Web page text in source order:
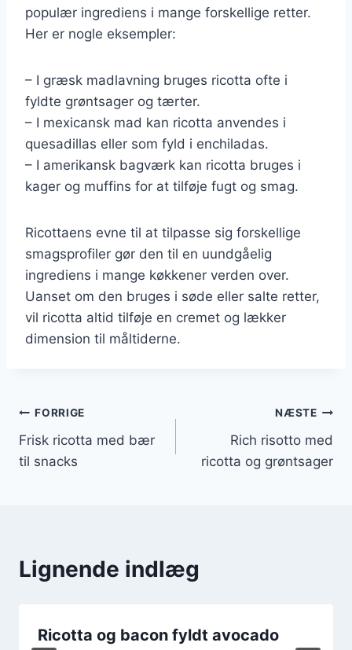
populær ingrediens i mange forskellige retter.
Her er nogle eksempler:
– I græsk madlavning bruges ricotta ofte i
fyldte grøntsager og tærter.
– I mexicansk mad kan ricotta anvendes i
quesadillas eller som fyld i enchiladas.
– I amerikansk bagværk kan ricotta bruges i
kager og muffins for at tilføje fugt og smag.
Ricottaens evne til at tilpasse sig forskellige
smagsprofiler gør den til en uundgåelig
ingrediens i mange køkkener verden over.
Uanset om den bruges i søde eller salte retter,
vil ricotta altid tilføje en cremet og lækker
dimension til måltiderne.
Indlægsnavigation
FORRIGE
Frisk ricotta med bær
til snacks
NÆSTE
Rich risotto med
ricotta og grøntsager
Lignende indlæg
Ricotta og bacon fyldt avocado